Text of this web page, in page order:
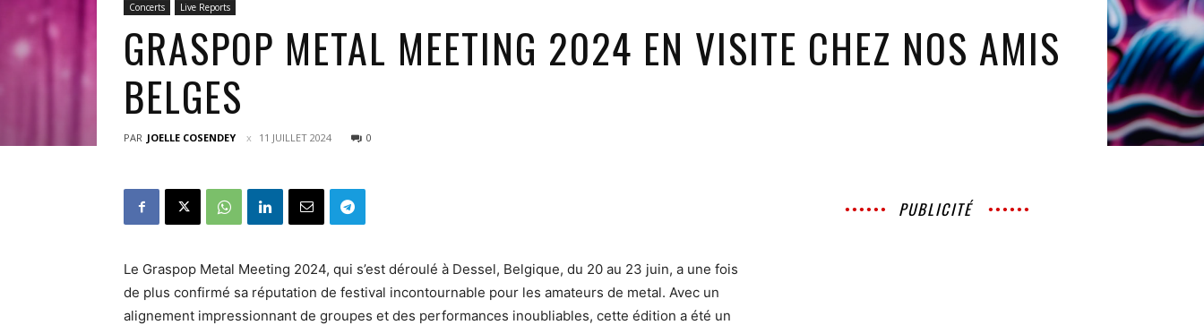
Concerts Live Reports
GRASPOP METAL MEETING 2024 EN VISITE CHEZ NOS AMIS
BELGES
PAR JOELLE COSENDEY 11 JUILLET 2024 0
Le Graspop Metal Meeting 2024, qui s’est déroulé à Dessel, Belgique, du 20 au 23 juin, a une fois
de plus confirmé sa réputation de festival incontournable pour les amateurs de metal. Avec un
alignement impressionnant de groupes et des performances inoubliables, cette édition a été un
PUBLICITÉ